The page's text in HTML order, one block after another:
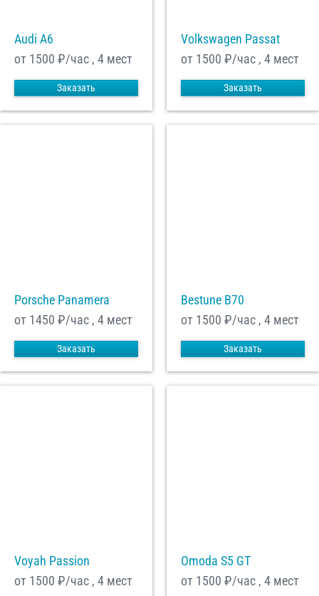
Audi A6
от 1500 ₽/час , 4 мест
Заказать
Volkswagen Passat
от 1500 ₽/час , 4 мест
Заказать
Porsche Panamera
от 1450 ₽/час , 4 мест
Заказать
Bestune B70
от 1500 ₽/час , 4 мест
Заказать
Voyah Passion
от 1500 ₽/час , 4 мест
Omoda S5 GT
от 1500 ₽/час , 4 мест